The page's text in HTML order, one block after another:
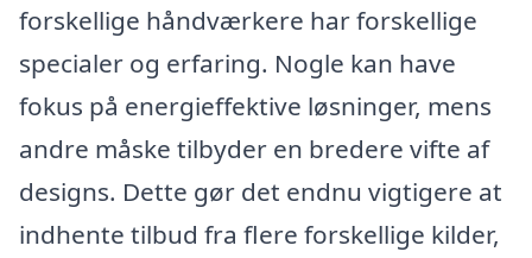
forskellige håndværkere har forskellige
specialer og erfaring. Nogle kan have
fokus på energieffektive løsninger, mens
andre måske tilbyder en bredere vifte af
designs. Dette gør det endnu vigtigere at
indhente tilbud fra flere forskellige kilder,